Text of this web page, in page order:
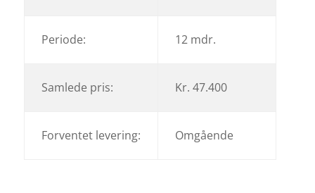
Periode: 12 mdr.
Samlede pris: Kr. 47.400
Forventet levering: Omgående